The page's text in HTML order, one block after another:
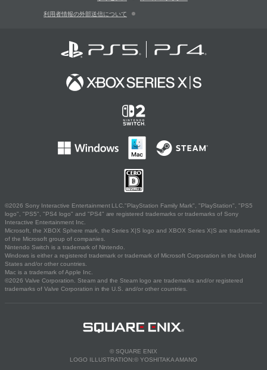
利用者情報の外部送信について
©2026 Sony Interactive Entertainment LLC."PlayStation Family Mark", "PlayStation", "PS5
logo", "PS5", "PS4 logo" and "PS4" are registered trademarks or trademarks of Sony
Interactive Entertainment Inc.
Microsoft, the XBOX Sphere mark, the Series X|S logo and XBOX Series X|S are trademarks
of the Microsoft group of companies.
Nintendo Switch is a trademark of Nintendo.
Windows is either a registered trademark or trademark of Microsoft Corporation in the United
States and/or other countries.
Mac is a trademark of Apple Inc.
©2026 Valve Corporation. Steam and the Steam logo are trademarks and/or registered
trademarks of Valve Corporation in the U.S. and/or other countries.
© SQUARE ENIX
LOGO ILLUSTRATION:© YOSHITAKA AMANO